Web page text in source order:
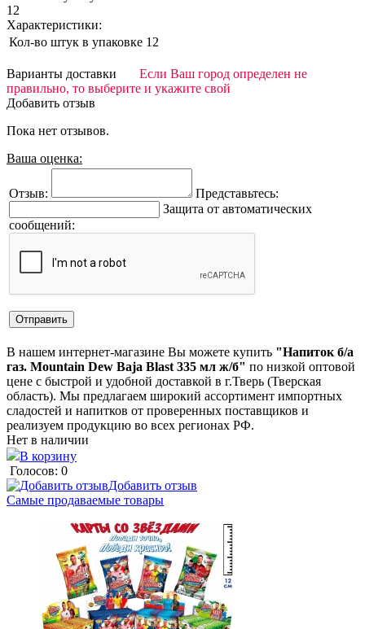
12
Характеристики:
Кол-во штук в упаковке 12
Варианты доставки
Если Ваш город определен не
правильно, то выберите и укажите свой
Добавить отзыв
Пока нет отзывов.
Ваша оценка:
Отзыв:
Представьтесь:
Защита от автоматических
сообщений:
В нашем интернет-магазине Вы можете купить "Напиток б/а
газ. Mountain Dew Baja Blast 335 мл ж/б" по низкой оптовой
цене с быстрой и удобной доставкой в г.Тверь (Тверская
область). Мы предлагаем широкий ассортимент импортных
сладостей и напитков от проверенных поставщиков и
реализуем продукцию во всех регионах РФ.
Нет в наличии
В корзину
Голосов: 0
Добавить отзыв
Самые продаваемые товары